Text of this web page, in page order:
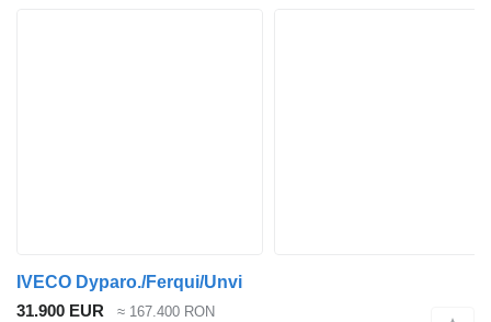
IVECO Dyparo./Ferqui/Unvi
31.900 EUR
≈ 167.400 RON